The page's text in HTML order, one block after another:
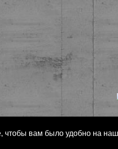
чтобы вам было удобно на